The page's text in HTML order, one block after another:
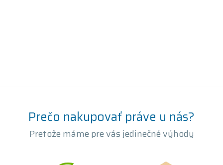
Prečo nakupovať práve u nás?
Pretože máme pre vás jedinečné výhody